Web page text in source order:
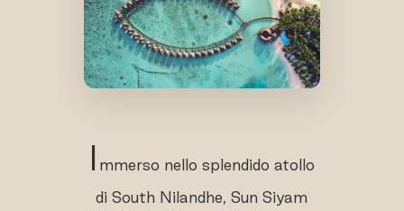
I mmerso nello splendido atollo
di South Nilandhe, Sun Siyam